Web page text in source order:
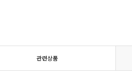
관련상품